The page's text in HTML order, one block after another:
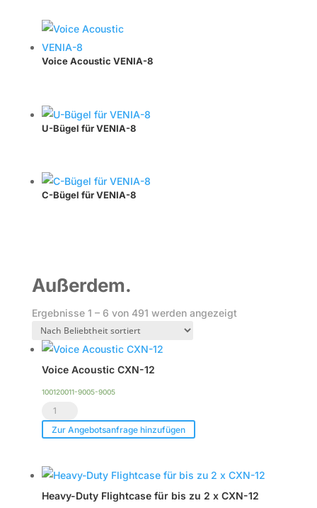
Voice Acoustic VENIA-8
U-Bügel für VENIA-8
C-Bügel für VENIA-8
Außerdem.
Ergebnisse 1 – 6 von 491 werden angezeigtNach
Voice Acoustic CXN-12
100120011-9005-9005
Voice
Acoustic
12
Menge
Zur Angebotsanfrage hinzufügen
Heavy-Duty Flightcase für bis zu 2 x CXN-12